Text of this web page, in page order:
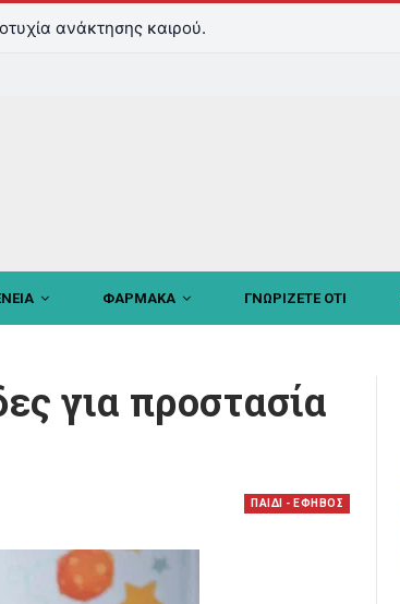
ανάκτησης καιρού.
ΦΑΡΜΑΚΑ ΓΝΩΡΙΖΕΤΕ ΟΤΙ
για προστασία
ΠΑΙΔΙ - ΕΦΗΒΟΣ